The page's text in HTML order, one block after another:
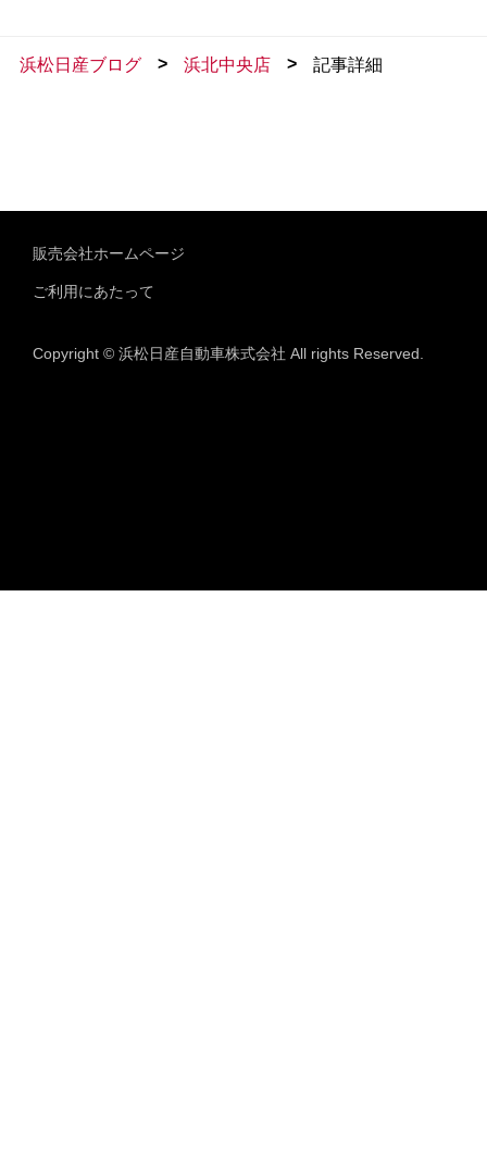
浜松日産ブログ > 浜北中央店 > 記事詳細
販売会社ホームページ
ご利用にあたって
Copyright © 浜松日産自動車株式会社 All rights Reserved.